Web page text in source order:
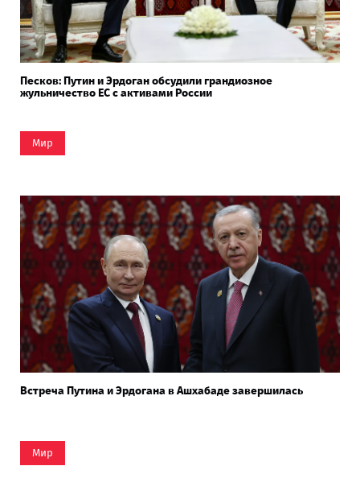
Песков: Путин и Эрдоган обсудили грандиозное
жульничество ЕС с активами России
Мир
Встреча Путина и Эрдогана в Ашхабаде завершилась
Мир